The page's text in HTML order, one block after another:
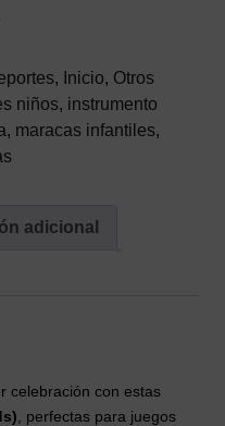
, Inicio, Otros
niños, instrumento
, maracas infantiles,
adicional
celebración con estas
, perfectas para juegos